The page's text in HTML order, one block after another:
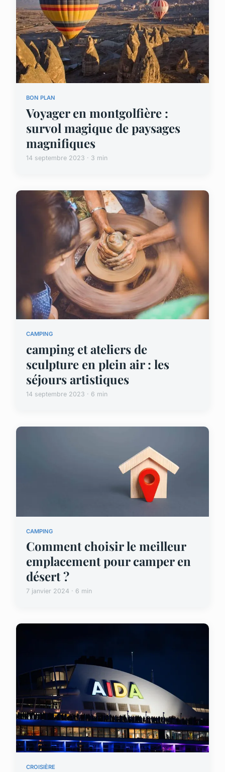
BON PLAN
Voyager en montgolfière :
survol magique de paysages
magnifiques
14 septembre 2023 · 3 min
CAMPING
camping et ateliers de
sculpture en plein air : les
séjours artistiques
14 septembre 2023 · 6 min
CAMPING
Comment choisir le meilleur
emplacement pour camper en
désert ?
7 janvier 2024 · 6 min
CROISIÈRE